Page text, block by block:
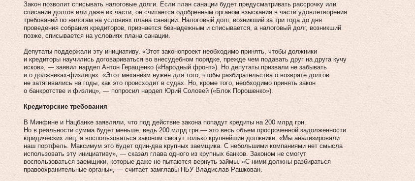
Закон позволит списывать налоговые долги. Если план санации будет предусматривать рассрочку или
списание долгов или даже их части, он считается одобренным органом взыскания в части удовлетворения
требований по налогам на условиях плана санации. Налоговый долг, возникший за три года до дня
проведения собрания кредиторов, признается безнадежным и списывается, а налоговый долг, возникший
позже, списывается на условиях плана санации.
Депутаты поддержали эту инициативу. «Этот законопроект необходимо принять, чтобы должники
и кредиторы научились договариваться во внесудебном порядке, прежде чем подавать друг на друга кучу
исков», — заявил нардеп Антон Геращенко («Народный фронт»). Но депутаты призвали не забывать
и о должниках-физлицах. «Этот механизм нужен для того, чтобы разбирательства о возврате долгов
не затягивались на годы, как это происходит в судах. Но, кроме того, необходимо принять закон
о банкротстве и физлиц», — попросил нардеп Юрий Соловей («Блок Порошенко»).
Кредиторские требования
В Минфине и Нацбанке заявляли, что под действие закона попадут кредиты на 200 млрд грн.
Но в реальности сумма будет меньше, ведь 200 млрд грн — это весь объем просроченной задолженности
юридических лиц, а воспользоваться законом смогут только крупнейшие должники. «Мы анализировали
наш портфель. Максимум это будет один-два крупных заемщика. С небольшими компаниями нет смысла
использовать эту инициативу», — сказал глава одного из крупных банков. Законом не смогут
воспользоваться заемщики, которые даже не пытаются вернуть займы. «С ними должны разбираться
правоохранительные органы», — считает замглавы НБУ Владислав Рашкован.